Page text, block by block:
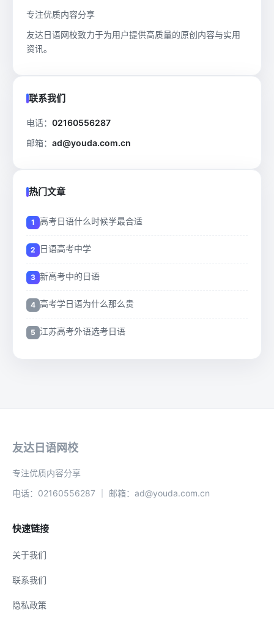
专注优质内容分享
友达日语网校致力于为用户提供高质量的原创内容与实用
资讯。
联系我们
电话： 02160556287
邮箱： ad@youda.com.cn
热门文章
高考日语什么时候学最合适
日语高考中学
新高考中的日语
高考学日语为什么那么贵
江苏高考外语选考日语
友达日语网校
专注优质内容分享
电话：02160556287 ｜ 邮箱：ad@youda.com.cn
快速链接
关于我们
联系我们
隐私政策